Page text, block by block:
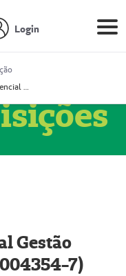
Login
Prestador Essencial Gestão em Saúde Ereli (51004354-7)
Gestão
7)